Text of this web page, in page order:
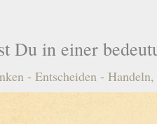
Du in einer
- Entscheiden - Handeln,